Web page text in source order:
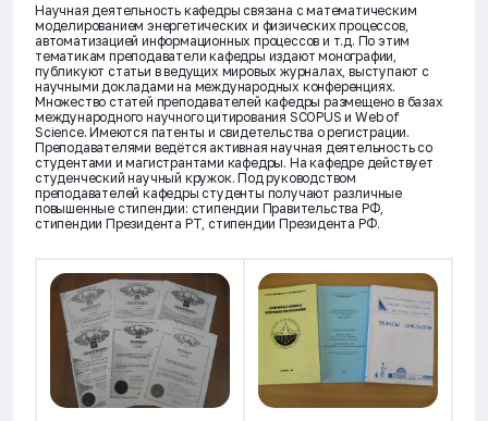
Научная деятельность кафедры связана с математическим
моделированием энергетических и физических процессов,
автоматизацией информационных процессов и т.д. По этим
тематикам преподаватели кафедры издают монографии,
публикуют статьи в ведущих мировых журналах, выступают с
научными докладами на международных конференциях.
Множество статей преподавателей кафедры размещено в базах
международного научного цитирования SCOPUS и Web of
Science. Имеются патенты и свидетельства о регистрации.
Преподавателями ведётся активная научная деятельность со
студентами и магистрантами кафедры. На кафедре действует
студенческий научный кружок. Под руководством
преподавателей кафедры студенты получают различные
повышенные стипендии: стипендии Правительства РФ,
стипендии Президента РТ, стипендии Президента РФ.